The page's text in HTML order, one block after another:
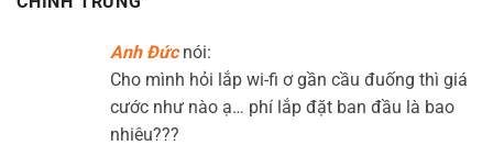
Anh Đức nói:
Cho mình hỏi lắp wi-fi ơ gần cầu đuống thì giá
cước như nào ạ… phí lắp đặt ban đầu là bao
nhiêu???